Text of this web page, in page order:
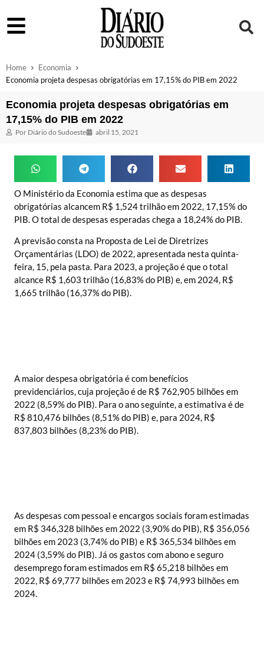
Home
Economia
Economia projeta despesas obrigatórias em 17,15% do PIB em 2022
Economia projeta despesas obrigatórias em
17,15% do PIB em 2022
Por Diário do Sudoeste abril 15, 2021
O Ministério da Economia estima que as despesas
obrigatórias alcancem R$ 1,524 trilhão em 2022, 17,15% do
PIB. O total de despesas esperadas chega a 18,24% do PIB.
A previsão consta na Proposta de Lei de Diretrizes
Orçamentárias (LDO) de 2022, apresentada nesta quinta-
feira, 15, pela pasta. Para 2023, a projeção é que o total
alcance R$ 1,603 trilhão (16,83% do PIB) e, em 2024, R$
1,665 trilhão (16,37% do PIB).
A maior despesa obrigatória é com benefícios
previdenciários, cuja projeção é de R$ 762,905 bilhões em
2022 (8,59% do PIB). Para o ano seguinte, a estimativa é de
R$ 810,476 bilhões (8,51% do PIB) e, para 2024, R$
837,803 bilhões (8,23% do PIB).
As despesas com pessoal e encargos sociais foram estimadas
em R$ 346,328 bilhões em 2022 (3,90% do PIB), R$ 356,056
bilhões em 2023 (3,74% do PIB) e R$ 365,534 bilhões em
2024 (3,59% do PIB). Já os gastos com abono e seguro
desemprego foram estimados em R$ 65,218 bilhões em
2022, R$ 69,777 bilhões em 2023 e R$ 74,993 bilhões em
2024.